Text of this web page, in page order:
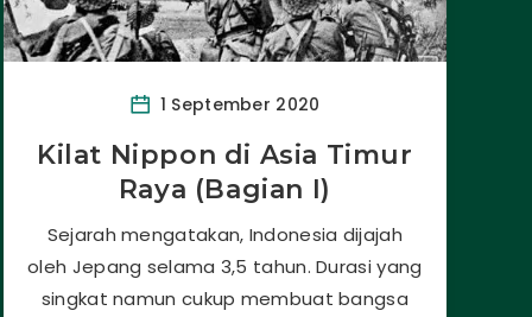
1 September 2020
Kilat Nippon di Asia Timur
Raya (Bagian I)
Sejarah mengatakan, Indonesia dijajah
oleh Jepang selama 3,5 tahun. Durasi yang
singkat namun cukup membuat bangsa